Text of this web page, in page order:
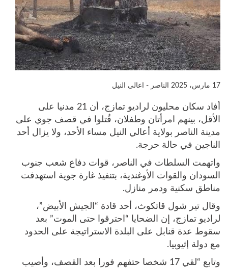
17 مارس، 2025 الناصر - اعالى النيل
أفاد سكان محليون لراديو تمازج، أن 21 مدنيا على
الأقل، بينهم امرأتان وطفلان، قُتلوا في قصف جوي على
مدينة الناصر بولاية أعالي النيل مساء الأحد، ولا يزال أحد
الناجين في حالة حرجة.
واتهمت السلطات في الناصر، قوات دفاع شعب جنوب
السودان والقوات الأوغندية، بتنفيذ غارة جوية استهدفت
مناطق سكنية ودمر منازل.
وقال تير شول قاتكوث، أحد قادة “الجيش الأبيض”،
لراديو تمازج، إن الضحايا “احترقوا حتى الموت” بعد
سقوط عدة قنابل على البلدة الاستراتيجة على الحدود
مع دولة إثيوبيا.
وتابع “لقي 17 شخصا حتفهم فورا بعد القصف، وأصيب